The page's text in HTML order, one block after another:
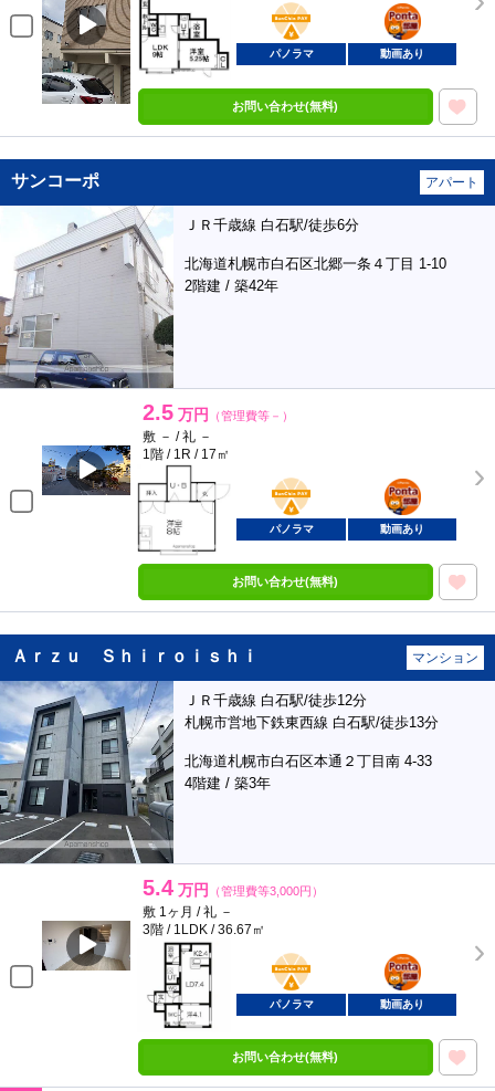
BunChinPAY
ポンタ
部屋
パノラマ 動画あり
お問い合わせ(無料)
サンコーポ アパート
ＪＲ千歳線 白石駅/徒歩6分
北海道札幌市白石区北郷一条４丁目 1-10
2階建 / 築42年
2.5 万円 （管理費等－）
敷 － / 礼 －
1階 / 1R / 17㎡
BunChinPAY
ポンタ
部屋
パノラマ 動画あり
お問い合わせ(無料)
Ａｒｚｕ Ｓｈｉｒｏｉｓｈｉ マンション
ＪＲ千歳線 白石駅/徒歩12分
札幌市営地下鉄東西線 白石駅/徒歩13分
北海道札幌市白石区本通２丁目南 4-33
4階建 / 築3年
5.4 万円 （管理費等3,000円）
敷 1ヶ月 / 礼 －
3階 / 1LDK / 36.67㎡
BunChinPAY
ポンタ
部屋
パノラマ 動画あり
お問い合わせ(無料)